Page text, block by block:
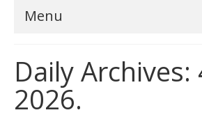
Menu
Službeni glasnici
Javne nabavke
Daily Archives:
2026.